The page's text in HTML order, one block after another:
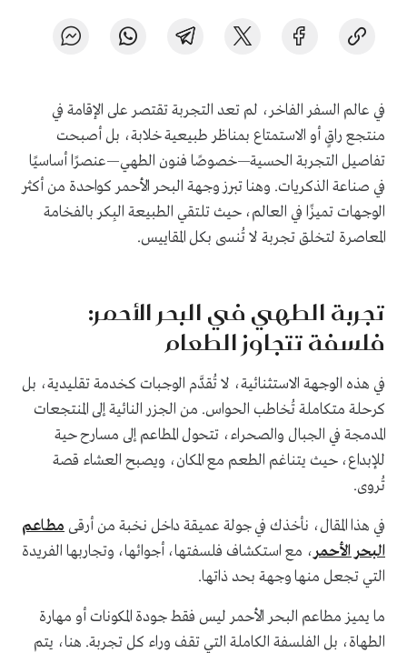
في عالم السفر الفاخر، لم تعد التجربة تقتصر على الإقامة في
منتجع راقٍ أو الاستمتاع بمناظر طبيعية خلابة، بل أصبحت
تفاصيل التجربة الحسية—خصوصًا فنون الطهي—عنصرًا أساسيًا
في صناعة الذكريات. وهنا تبرز وجهة البحر الأحمر كواحدة من أكثر
الوجهات تميزًا في العالم، حيث تلتقي الطبيعة البِكر بالفخامة
المعاصرة لتخلق تجربة لا تُنسى بكل المقاييس.
تجربة الطهي في البحر الأحمر:
فلسفة تتجاوز الطعام
في هذه الوجهة الاستثنائية، لا تُقدَّم الوجبات كخدمة تقليدية، بل
كرحلة متكاملة تُخاطب الحواس. من الجزر النائية إلى المنتجعات
المدمجة في الجبال والصحراء، تتحول المطاعم إلى مسارح حية
للإبداع، حيث يتناغم الطعم مع المكان، ويصبح العشاء قصة
تُروى.
في هذا المقال، نأخذك في جولة عميقة داخل نخبة من أرقى مطاعم
البحر الأحمر، مع استكشاف فلسفتها، أجوائها، وتجاربها الفريدة
التي تجعل منها وجهة بحد ذاتها.
ما يميز مطاعم البحر الأحمر ليس فقط جودة المكونات أو مهارة
الطهاة، بل الفلسفة الكاملة التي تقف وراء كل تجربة. هنا، يتم